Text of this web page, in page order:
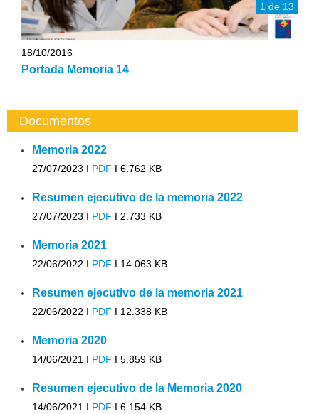
1 de 13
18/10/2016
Portada Memoria 14
Documentos
Memoria 2022
27/07/2023 I PDF I 6.762 KB
Resumen ejecutivo de la memoria 2022
27/07/2023 I PDF I 2.733 KB
Memoria 2021
22/06/2022 I PDF I 14.063 KB
Resumen ejecutivo de la memoria 2021
22/06/2022 I PDF I 12.338 KB
Memoria 2020
14/06/2021 I PDF I 5.859 KB
Resumen ejecutivo de la Memoria 2020
14/06/2021 I PDF I 6.154 KB